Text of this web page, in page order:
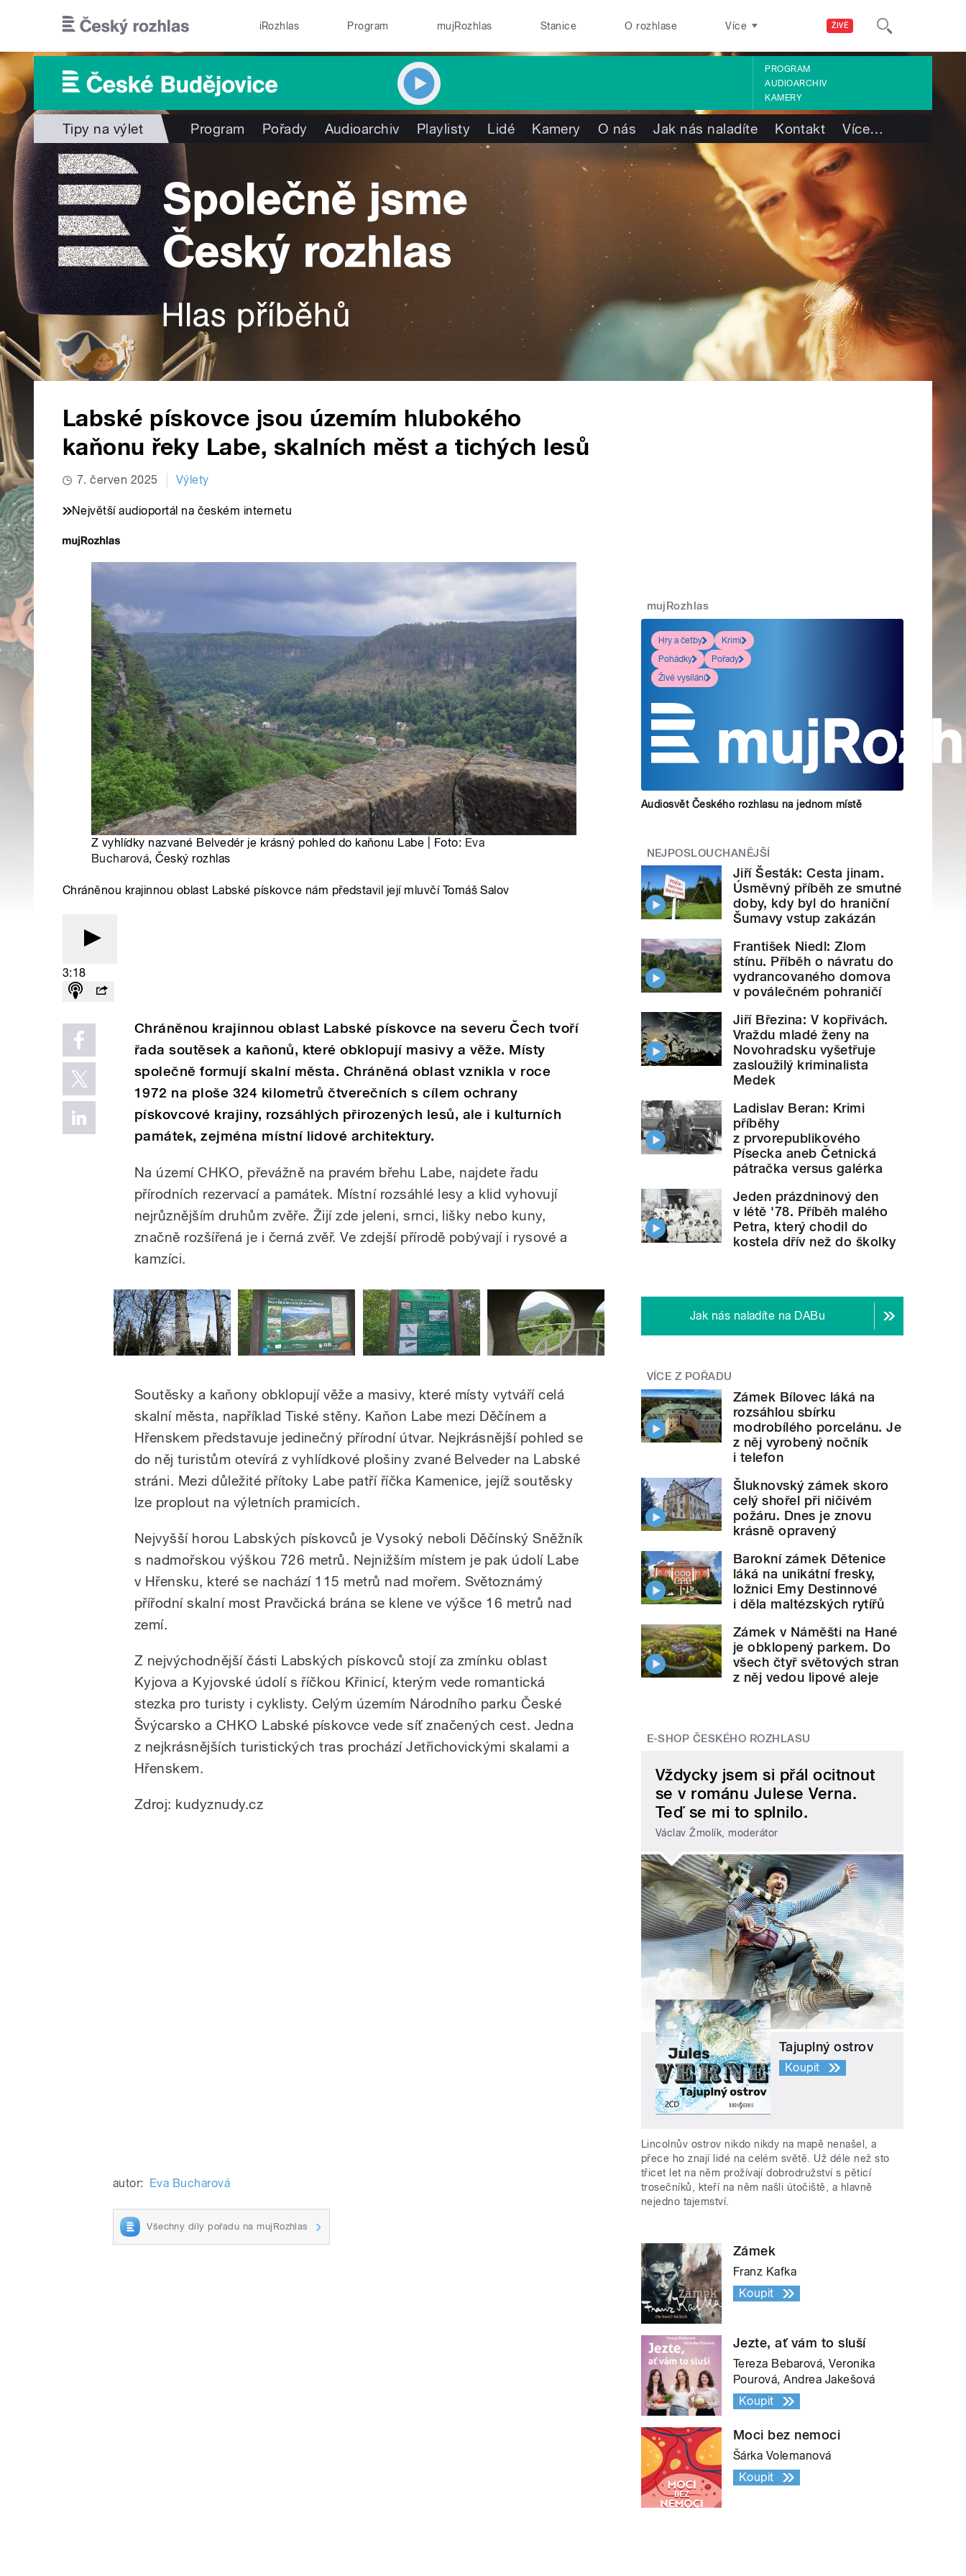
ŽIVĚ
iRozhlas Program mujRozhlas Stanice O rozhlase Více
PROGRAM
AUDIOARCHIV
KAMERY
Tipy na výlet Program Pořady Audioarchiv Playlisty Lidé Kamery O nás Jak nás naladíte Kontakt Více…
Labské pískovce jsou územím hlubokého
kaňonu řeky Labe, skalních měst a tichých lesů
7. červen 2025 Výlety
Největší audioportál na českém internetu
Z vyhlídky nazvané Belvedér je krásný pohled do kaňonu Labe | Foto: Eva
Bucharová, Český rozhlas
Chráněnou krajinnou oblast Labské pískovce nám představil její mluvčí Tomáš Salov
3:18
Chráněnou krajinnou oblast Labské pískovce na severu Čech tvoří
řada soutěsek a kaňonů, které obklopují masivy a věže. Místy
společně formují skalní města. Chráněná oblast vznikla v roce
1972 na ploše 324 kilometrů čtverečních s cílem ochrany
pískovcové krajiny, rozsáhlých přirozených lesů, ale i kulturních
památek, zejména místní lidové architektury.
Na území CHKO, převážně na pravém břehu Labe, najdete řadu
přírodních rezervací a památek. Místní rozsáhlé lesy a klid vyhovují
nejrůznějším druhům zvěře. Žijí zde jeleni, srnci, lišky nebo kuny,
značně rozšířená je i černá zvěř. Ve zdejší přírodě pobývají i rysové a
kamzíci.
Soutěsky a kaňony obklopují věže a masivy, které místy vytváří celá
skalní města, například Tiské stěny. Kaňon Labe mezi Děčínem a
Hřenskem představuje jedinečný přírodní útvar. Nejkrásnější pohled se
do něj turistům otevírá z vyhlídkové plošiny zvané Belveder na Labské
stráni. Mezi důležité přítoky Labe patří říčka Kamenice, jejíž soutěsky
lze proplout na výletních pramicích.
Nejvyšší horou Labských pískovců je Vysoký neboli Děčínský Sněžník
s nadmořskou výškou 726 metrů. Nejnižším místem je pak údolí Labe
v Hřensku, které se nachází 115 metrů nad mořem. Světoznámý
přířodní skalní most Pravčická brána se klene ve výšce 16 metrů nad
zemí.
Z nejvýchodnější části Labských pískovců stojí za zmínku oblast
Kyjova a Kyjovské údolí s říčkou Křinicí, kterým vede romantická
stezka pro turisty i cyklisty. Celým územím Národního parku České
Švýcarsko a CHKO Labské pískovce vede síť značených cest. Jedna
z nejkrásnějších turistických tras prochází Jetřichovickými skalami a
Hřenskem.
Zdroj: kudyznudy.cz
autor: Eva Bucharová
Všechny díly pořadu na mujRozhlas
mujRozhlas
Hry a četby
Krimi
Pohádky
Pořady
Živé vysílání
Audiosvět Českého rozhlasu na jednom místě
NEJPOSLOUCHANĚJŠÍ
Jiří Šesták: Cesta jinam.
Úsměvný příběh ze smutné
doby, kdy byl do hraniční
Šumavy vstup zakázán
František Niedl: Zlom
stínu. Příběh o návratu do
vydrancovaného domova
v poválečném pohraničí
Jiří Březina: V kopřivách.
Vraždu mladé ženy na
Novohradsku vyšetřuje
zasloužilý kriminalista
Medek
Ladislav Beran: Krimi
příběhy
z prvorepublikového
Písecka aneb Četnická
pátračka versus galérka
Jeden prázdninový den
v létě '78. Příběh malého
Petra, který chodil do
kostela dřív než do školky
Jak nás naladíte na DABu
VÍCE Z POŘADU
Zámek Bílovec láká na
rozsáhlou sbírku
modrobílého porcelánu. Je
z něj vyrobený nočník
i telefon
Šluknovský zámek skoro
celý shořel při ničivém
požáru. Dnes je znovu
krásně opravený
Barokní zámek Dětenice
láká na unikátní fresky,
ložnici Emy Destinnové
i děla maltézských rytířů
Zámek v Náměšti na Hané
je obklopený parkem. Do
všech čtyř světových stran
z něj vedou lipové aleje
E-SHOP ČESKÉHO ROZHLASU
Vždycky jsem si přál ocitnout
se v románu Julese Verna.
Teď se mi to splnilo.
Václav Žmolík, moderátor
Tajuplný ostrov
Koupit
Lincolnův ostrov nikdo nikdy na mapě nenašel, a
přece ho znají lidé na celém světě. Už déle než sto
třicet let na něm prožívají dobrodružství s pěticí
trosečníků, kteří na něm našli útočiště, a hlavně
nejedno tajemství.
Zámek
Franz Kafka
Koupit
Jezte, ať vám to sluší
Tereza Bebarová, Veronika
Pourová, Andrea Jakešová
Koupit
Moci bez nemoci
Šárka Volemanová
Koupit